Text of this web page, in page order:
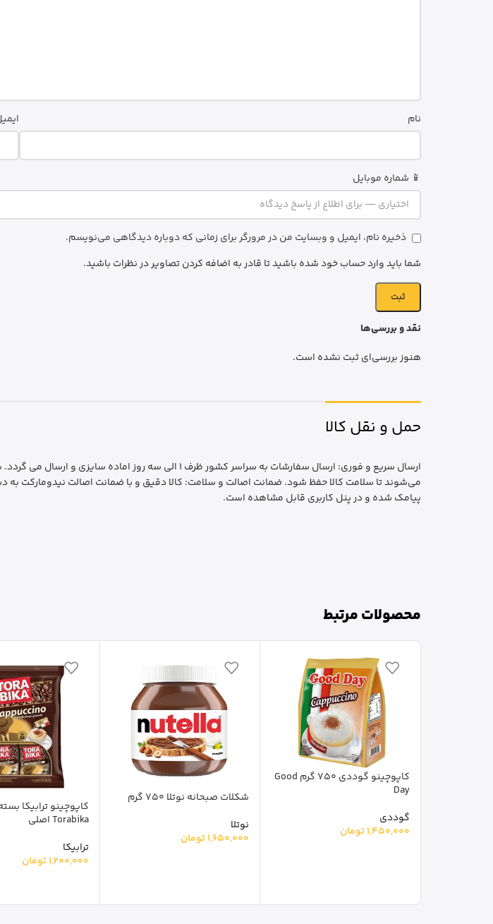
نقد و بررسی‌ها
هنوز بررسی‌ای ثبت نشده است.
نام
📱 شماره موبایل
ذخیره نام، ایمیل و وبسایت من در مرورگر برای زمانی که دوباره دیدگاهی می‌نویسم.
شما باید وارد حساب خود شده باشید تا قادر به اضافه کردن تصاویر در نظرات باشید.
حمل و نقل کالا
ارسال سریع و فوری: ارسال سفارشات به سراسر کشور ظرف 1
می‌شوند تا سلامت کالا حفظ شود. ضمانت اصالت و سلامت: کالا دقیق و با ضمانت اصالت نیدومارکت
پیامک شده و در پنل کاربری قابل مشاهده است.
محصولات مرتبط
کاپوچینو گوددی 750 گرم Good
Day
گوددی
1,450,000تومان
شکلات صبحانه نوتلا 750 گرم
نوتلا
1,650,000تومان
Torabika اصلی
ترابیکا
1,200,000تومان